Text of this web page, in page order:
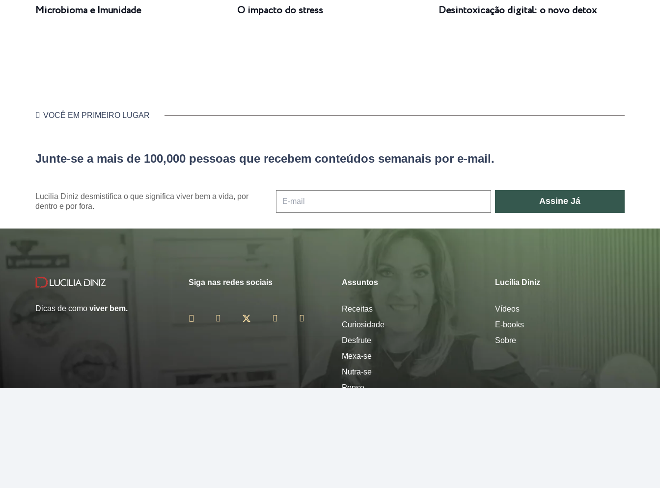
Microbioma e Imunidade O impacto do stress Desintoxicação digital: o novo detox
VOCÊ EM PRIMEIRO LUGAR
Junte-se a mais de 100,000 pessoas que recebem conteúdos semanais por e-mail.
Lucilia Diniz desmistifica o que significa viver bem a vida, por
dentro e por fora.
Assine Já
Dicas de como viver bem.
Siga nas redes sociais Assuntos
Receitas
Curiosidade
Desfrute
Mexa-se
Nutra-se
Pense
Lucília Diniz
Vídeos
E-books
Sobre